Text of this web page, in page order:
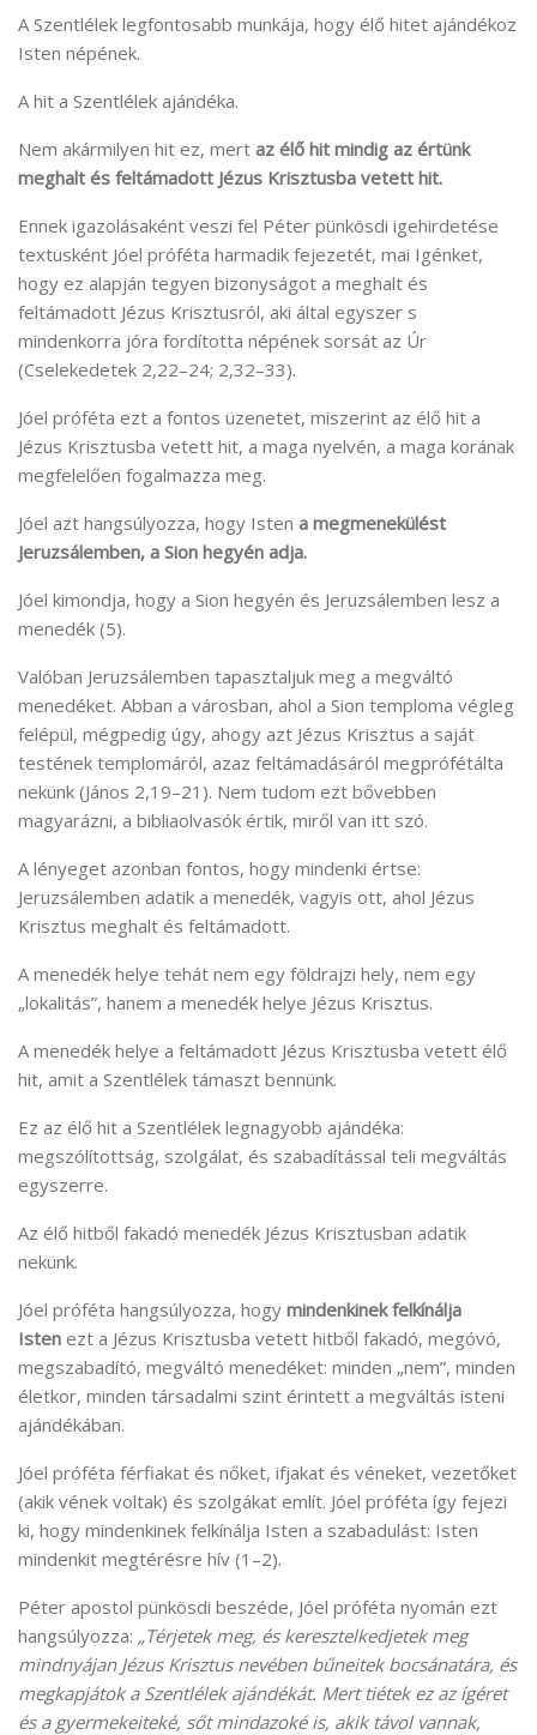
A Szentlélek legfontosabb munkája, hogy élő hitet ajándékoz
Isten népének.
A hit a Szentlélek ajándéka.
Nem akármilyen hit ez, mert az élő hit mindig az értünk
meghalt és feltámadott Jézus Krisztusba vetett hit.
Ennek igazolásaként veszi fel Péter pünkösdi igehirdetése
textusként Jóel próféta harmadik fejezetét, mai Igénket,
hogy ez alapján tegyen bizonyságot a meghalt és
feltámadott Jézus Krisztusról, aki által egyszer s
mindenkorra jóra fordította népének sorsát az Úr
(Cselekedetek 2,22–24; 2,32–33).
Jóel próféta ezt a fontos üzenetet, miszerint az élő hit a
Jézus Krisztusba vetett hit, a maga nyelvén, a maga korának
megfelelően fogalmazza meg.
Jóel azt hangsúlyozza, hogy Isten a megmenekülést
Jeruzsálemben, a Sion hegyén adja.
Jóel kimondja, hogy a Sion hegyén és Jeruzsálemben lesz a
menedék (5).
Valóban Jeruzsálemben tapasztaljuk meg a megváltó
menedéket. Abban a városban, ahol a Sion temploma végleg
felépül, mégpedig úgy, ahogy azt Jézus Krisztus a saját
testének templomáról, azaz feltámadásáról megprófétálta
nekünk (János 2,19–21). Nem tudom ezt bővebben
magyarázni, a bibliaolvasók értik, miről van itt szó.
A lényeget azonban fontos, hogy mindenki értse:
Jeruzsálemben adatik a menedék, vagyis ott, ahol Jézus
Krisztus meghalt és feltámadott.
A menedék helye tehát nem egy földrajzi hely, nem egy
„lokalitás”, hanem a menedék helye Jézus Krisztus.
A menedék helye a feltámadott Jézus Krisztusba vetett élő
hit, amit a Szentlélek támaszt bennünk.
Ez az élő hit a Szentlélek legnagyobb ajándéka:
megszólítottság, szolgálat, és szabadítással teli megváltás
egyszerre.
Az élő hitből fakadó menedék Jézus Krisztusban adatik
nekünk.
Jóel próféta hangsúlyozza, hogy mindenkinek felkínálja
Isten ezt a Jézus Krisztusba vetett hitből fakadó, megóvó,
megszabadító, megváltó menedéket: minden „nem”, minden
életkor, minden társadalmi szint érintett a megváltás isteni
ajándékában.
Jóel próféta férfiakat és nőket, ifjakat és véneket, vezetőket
(akik vének voltak) és szolgákat említ. Jóel próféta így fejezi
ki, hogy mindenkinek felkínálja Isten a szabadulást: Isten
mindenkit megtérésre hív (1–2).
Péter apostol pünkösdi beszéde, Jóel próféta nyomán ezt
hangsúlyozza: „Térjetek meg, és keresztelkedjetek meg
mindnyájan Jézus Krisztus nevében bűneitek bocsánatára, és
megkapjátok a Szentlélek ajándékát. Mert tiétek ez az ígéret
és a gyermekeiteké, sőt mindazoké is, akik távol vannak,